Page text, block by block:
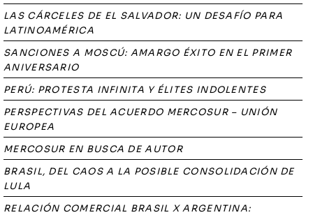
LAS CÁRCELES DE EL SALVADOR: UN DESAFÍO PARA
LATINOAMÉRICA
SANCIONES A MOSCÚ: AMARGO ÉXITO EN EL PRIMER
ANIVERSARIO
PERÚ: PROTESTA INFINITA Y ÉLITES INDOLENTES
PERSPECTIVAS DEL ACUERDO MERCOSUR – UNIÓN
EUROPEA
MERCOSUR EN BUSCA DE AUTOR
BRASIL, DEL CAOS A LA POSIBLE CONSOLIDACIÓN DE
LULA
RELACIÓN COMERCIAL BRASIL X ARGENTINA: